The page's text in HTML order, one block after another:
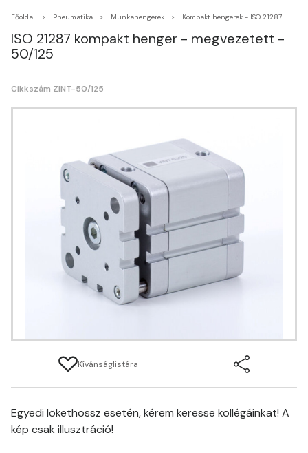
Főoldal Pneumatika Munkahengerek Kompakt hengerek - ISO 21287
ISO 21287 kompakt henger - megvezetett -
50/125
Cikkszám ZINT-50/125
Kívánságlistára
Egyedi lökethossz esetén, kérem keresse kollégáinkat! A
kép csak illusztráció!